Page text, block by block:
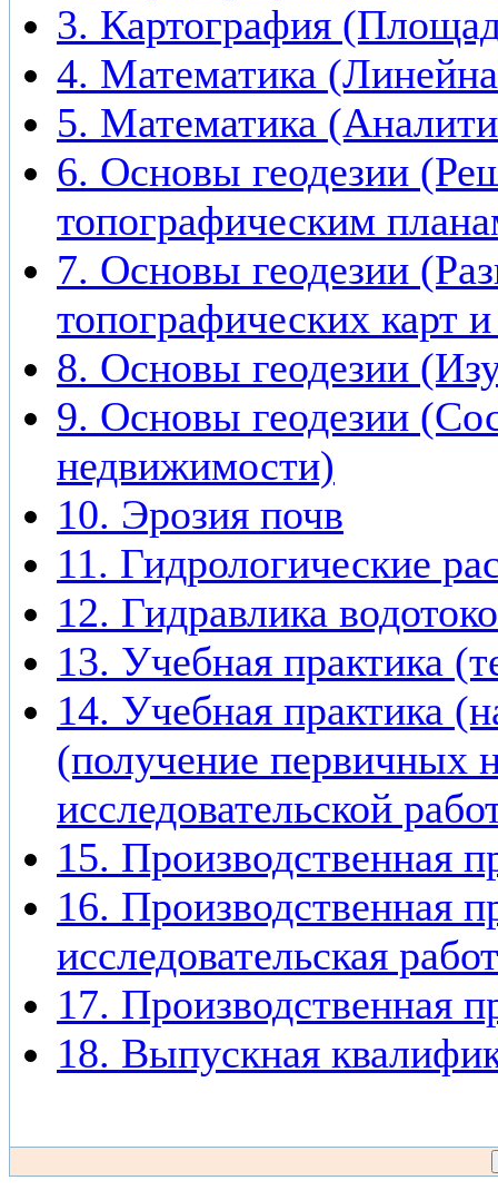
3. Картография
4. Математика
5. Математика
6. Основы геодезии
топографическим
7. Основы геодезии
топографических карт
8. Основы геодезии
9. Основы геодезии
недвижимости)
10. Эрозия почв
11. Гидрологические
12. Гидравлика
13. Учебная практика
14. Учебная практика
(получение первичных
исследовательской
15. Производственная
16. Производственная
исследовательская
17. Производственная
18. Выпускная